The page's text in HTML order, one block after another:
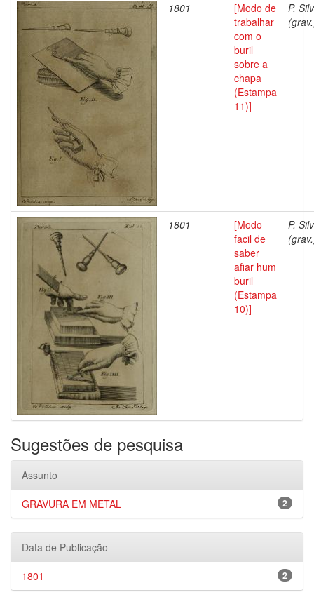
1801
[Modo de
trabalhar
com o
buril
sobre a
chapa
(Estampa
11)]
P.
1801
[Modo
facil de
saber
afiar hum
buril
(Estampa
10)]
P.
Sugestões de pesquisa
Assunto
2
GRAVURA EM METAL
Data de Publicação
2
1801